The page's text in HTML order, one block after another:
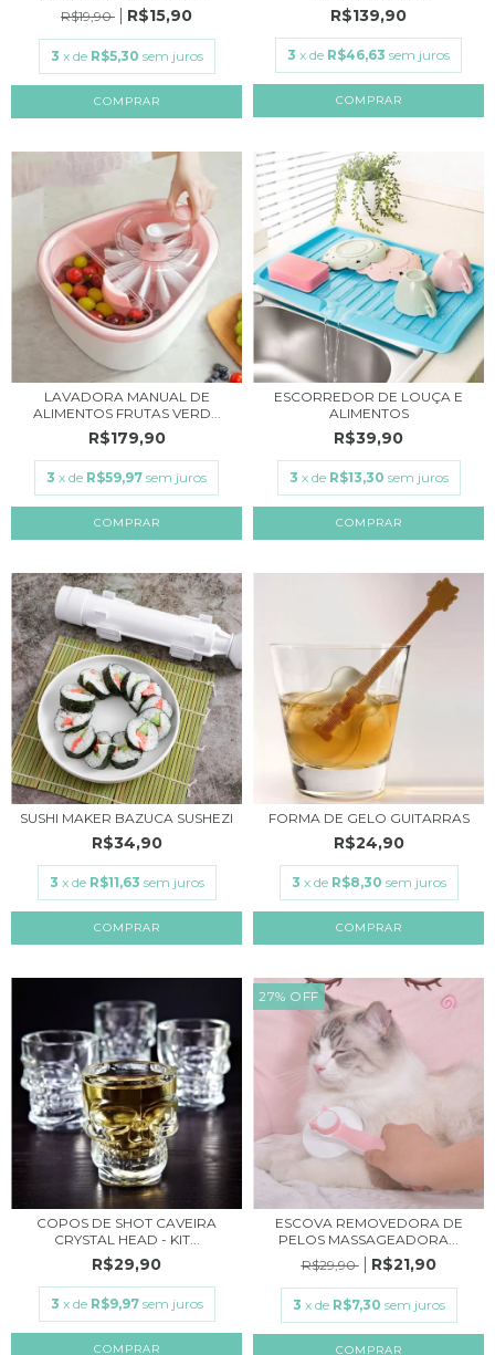
R$19,90
R$15,90
3 x de R$5,30 sem juros
COMPRAR
R$139,90
3 x de R$46,63 sem juros
LAVADORA MANUAL DE
ALIMENTOS FRUTAS VERD...
R$179,90
3 x de R$59,97 sem juros
COMPRAR
ESCORREDOR DE LOUÇA E
ALIMENTOS
R$39,90
3 x de R$13,30 sem juros
COMPRAR
SUSHI MAKER BAZUCA SUSHEZI
R$34,90
3 x de R$11,63 sem juros
FORMA DE GELO GUITARRAS
R$24,90
3 x de R$8,30 sem juros
COPOS DE SHOT CAVEIRA
CRYSTAL HEAD - KIT...
R$29,90
3 x de R$9,97 sem juros
27% OFF
ESCOVA REMOVEDORA DE
PELOS MASSAGEADORA...
R$29,90
R$21,90
3 x de R$7,30 sem juros
COMPRAR